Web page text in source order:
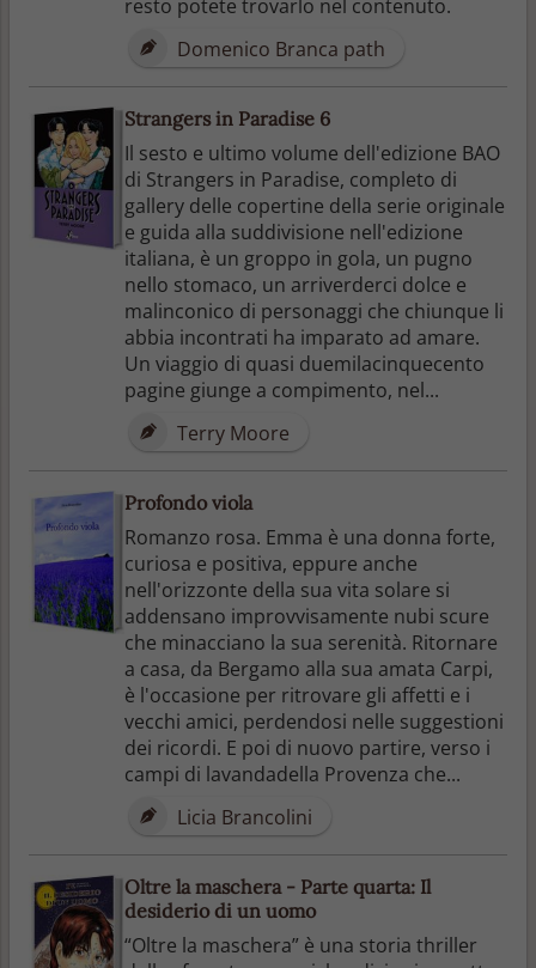
resto potete trovarlo nel contenuto.
Domenico Branca path
Strangers in Paradise 6
Il sesto e ultimo volume dell'edizione BAO
di Strangers in Paradise, completo di
gallery delle copertine della serie originale
e guida alla suddivisione nell'edizione
italiana, è un groppo in gola, un pugno
nello stomaco, un arriverderci dolce e
malinconico di personaggi che chiunque li
abbia incontrati ha imparato ad amare.
Un viaggio di quasi duemilacinquecento
pagine giunge a compimento, nel...
Terry Moore
Profondo viola
Romanzo rosa. Emma è una donna forte,
curiosa e positiva, eppure anche
nell'orizzonte della sua vita solare si
addensano improvvisamente nubi scure
che minacciano la sua serenità. Ritornare
a casa, da Bergamo alla sua amata Carpi,
è l'occasione per ritrovare gli affetti e i
vecchi amici, perdendosi nelle suggestioni
dei ricordi. E poi di nuovo partire, verso i
campi di lavandadella Provenza che...
Licia Brancolini
Oltre la maschera - Parte quarta: Il
desiderio di un uomo
“Oltre la maschera” è una storia thriller